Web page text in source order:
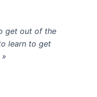
get out of the
learn to get